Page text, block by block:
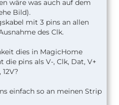
wäre was auch auf dem
Bild).
mit 3 pins an allen
des Clk.
dies in MagicHome
die pins als V-, Clk, Dat, V+
einfach so an meinen Strip